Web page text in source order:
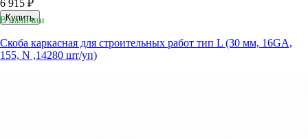
6 915 ₽
Купить
В наличии
Скоба каркасная для строительных работ тип L (30 мм, 16GA,
155, N ,14280 шт/уп)